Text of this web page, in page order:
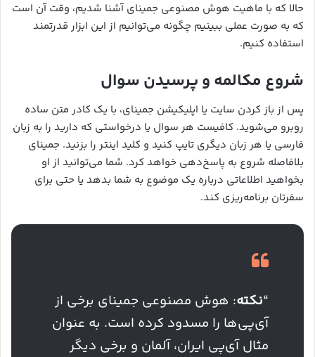
حالا که با ماهیت هوش مصنوعی جمینای آشنا شدیم، وقت آن است
که به صورت عملی ببینیم چگونه می‌توانیم از این ابزار قدرتمند
استفاده کنیم.
شروع مکالمه و پرسیدن سوال
پس از باز کردن سایت یا اپلیکیشن جمینای، با یک کادر متن ساده
روبرو می‌شوید. کافیست هر سوال یا درخواستی که دارید را به زبان
فارسی یا هر زبان دیگری تایپ کنید و کلید اینتر را بزنید. جمینای
بلافاصله شروع به پاسخ‌دهی خواهد کرد. شما می‌توانید از او
بخواهید اطلاعاتی درباره یک موضوع به شما بدهد یا حتی برای
سفرتان برنامه‌ریزی کند.
“نکته: هوش مصنوعی جمینای برخی از
آی‌پی‌ها را مسدود کرده است. به عنوان
مثال آی‌پی ایران، آلمان و برخی دیگر